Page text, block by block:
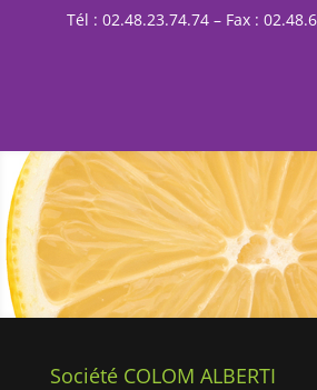
Tél : 02.48.23.74.74 – Fax :
Société COLOM ALBERTI